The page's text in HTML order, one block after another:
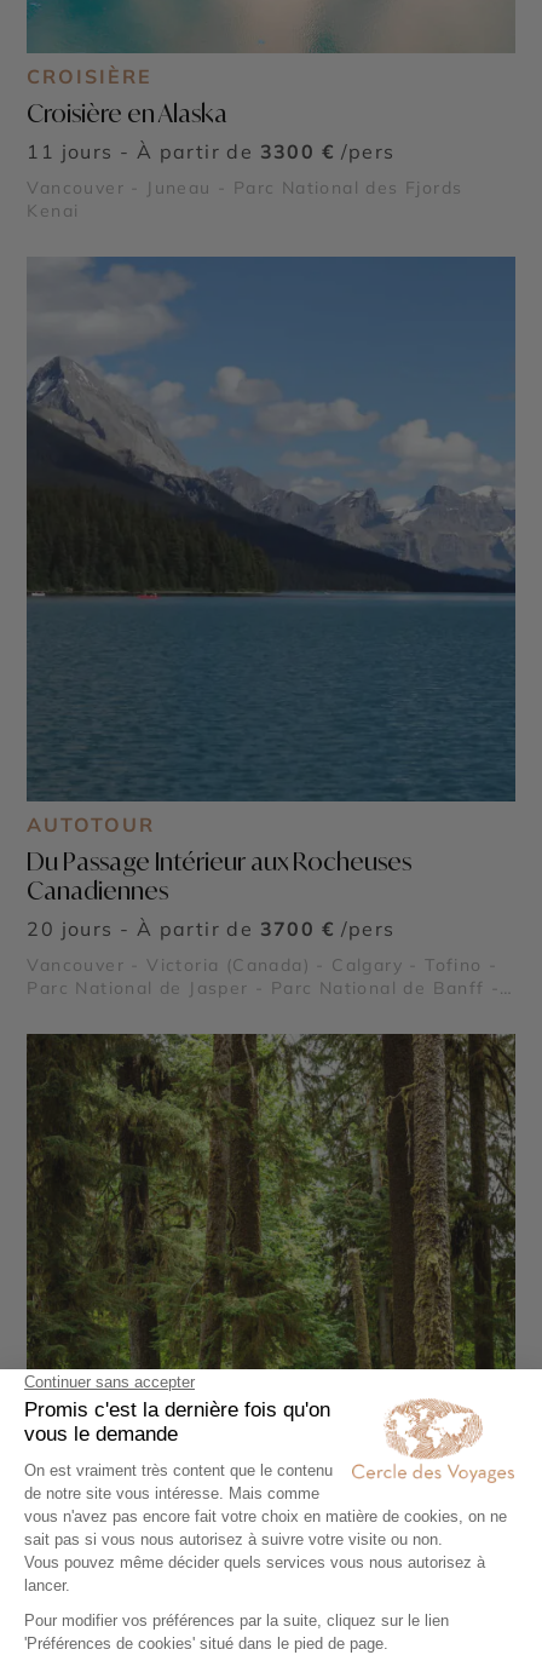
CROISIÈRE
Croisière en Alaska
11 jours - À partir de 3300 € /pers
Vancouver - Juneau - Parc National des Fjords
Kenai
AUTOTOUR
Du Passage Intérieur aux Rocheuses
Canadiennes
20 jours - À partir de 3700 € /pers
Vancouver - Victoria (Canada) - Calgary - Tofino -
Parc National de Jasper - Parc National de Banff -
Park - Lac Moraine - Glacier Athabasca - Parc
national de Pacific Rim - Le Passage intérieur -
Icefield Parkway
De la Péninsule Olympique à l'île de